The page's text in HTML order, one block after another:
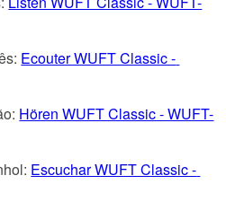
Ecouter WUFT Classic -
Hören WUFT Classic - WUFT-
Escuchar WUFT Classic -